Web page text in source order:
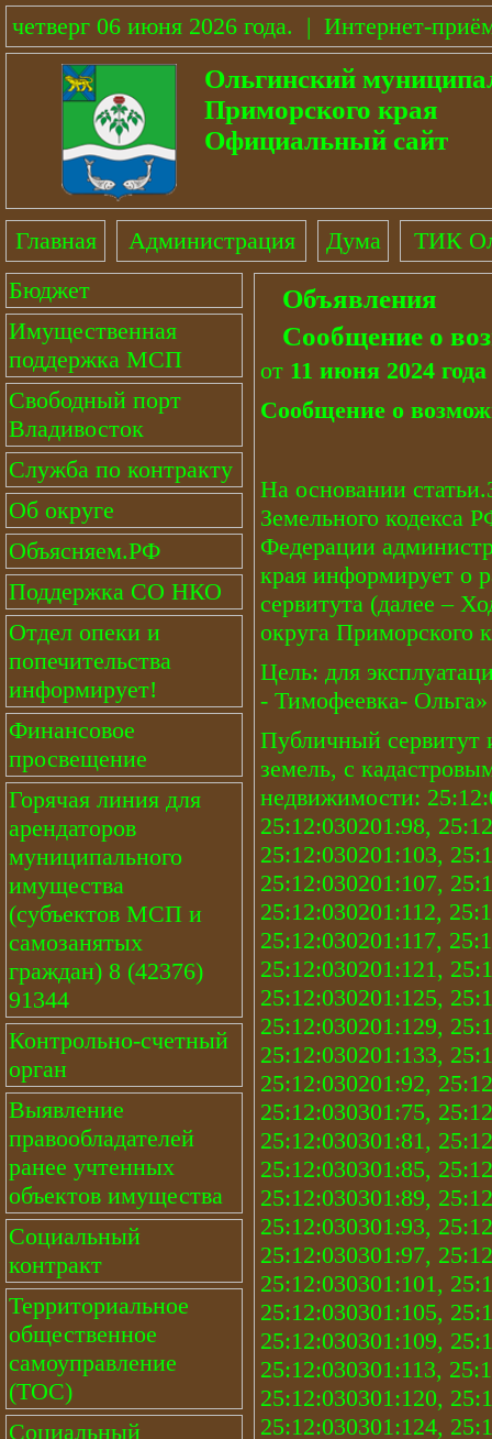
четверг 06 июня 2026 года. | Интернет-
Ольгинский
Приморского края
Официальный сайт
Главная Администрация Дума
ТИК
Бюджет
Имущественная
поддержка МСП
Свободный порт
Владивосток
Служба по контракту
Об округе
Объясняем.РФ
Поддержка СО НКО
Отдел опеки и
попечительства
информирует!
Финансовое
просвещение
Горячая линия для
арендаторов
муниципального
имущества
(субъектов МСП и
самозанятых
граждан) 8 (42376)
91344
Контрольно-счетный
орган
Выявление
правообладателей
ранее учтенных
объектов имущества
Социальный
контракт
Территориальное
общественное
самоуправление
(ТОС)
Социальный
Объявления
Сообщение о
от 11 июня 2024 года
Сообщение о
На основании
Земельного кодекса
Федерации
края информирует о
сервитута (далее –
округа Приморского
Цель: для
- Тимофеевка- Ольга»
Публичный сервитут
земель, с
недвижимости:
25:12:030201:98,
25:12:030201:103,
25:12:030201:107,
25:12:030201:112,
25:12:030201:117,
25:12:030201:121,
25:12:030201:125,
25:12:030201:129,
25:12:030201:133,
25:12:030201:92,
25:12:030301:75,
25:12:030301:81,
25:12:030301:85,
25:12:030301:89,
25:12:030301:93,
25:12:030301:97,
25:12:030301:101,
25:12:030301:105,
25:12:030301:109,
25:12:030301:113,
25:12:030301:120,
25:12:030301:124,